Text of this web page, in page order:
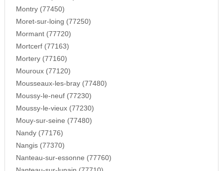
Montry (77450)
Moret-sur-loing (77250)
Mormant (77720)
Mortcerf (77163)
Mortery (77160)
Mouroux (77120)
Mousseaux-les-bray (77480)
Moussy-le-neuf (77230)
Moussy-le-vieux (77230)
Mouy-sur-seine (77480)
Nandy (77176)
Nangis (77370)
Nanteau-sur-essonne (77760)